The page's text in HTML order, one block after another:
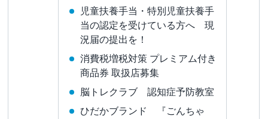
児童扶養手当・特別児童扶養手
当の認定を受けている方へ 現
況届の提出を！
消費税増税対策 プレミアム付き
商品券 取扱店募集
脳トレクラブ 認知症予防教室
ひだかブランド 『ごんちゃ